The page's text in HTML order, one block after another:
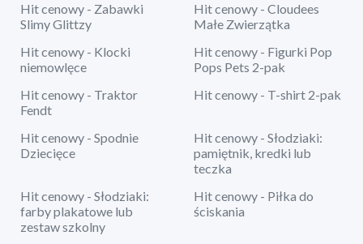
Hit cenowy - Zabawki
Slimy Glittzy
Hit cenowy - Cloudees
Małe Zwierzątka
Hit cenowy - Klocki
niemowlęce
Hit cenowy - Figurki Pop
Pops Pets 2-pak
Hit cenowy - Traktor
Fendt
Hit cenowy - T-shirt 2-pak
Hit cenowy - Spodnie
Dziecięce
Hit cenowy - Słodziaki:
pamiętnik, kredki lub
teczka
Hit cenowy - Słodziaki:
farby plakatowe lub
zestaw szkolny
Hit cenowy - Piłka do
ściskania